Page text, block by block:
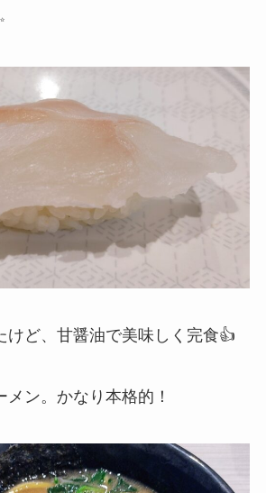
けど、甘醤油で美味しく完食👍
ン。かなり本格的！